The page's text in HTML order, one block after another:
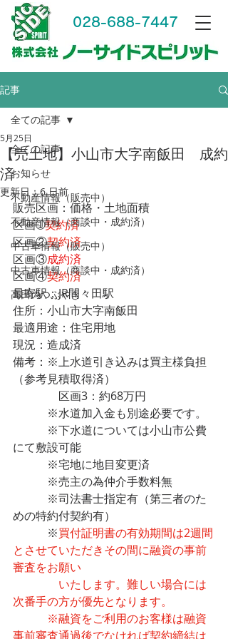
028-688-7447
記事
全ての記事
お知らせ
不動産情報（販売中）
不動産情報（商談中・成約済）
中古車情報（販売中）
中古車情報（商談中・成約済）
高田のつぶやき
全ての記事
【売土地】小山市大字南飯田 成約
済
5月25日
更新日：6 日前
販売区画：価格・土地面積
区画➀契約済
区画②契約済
区画③成約済
区画④契約済
最寄駅：JR間々田駅
住所：小山市大字南飯田
最適用途：住宅用地
現況：造成済
備考：※上水道引き込みは買主様負担
（参考見積取得済）
            　区画3：約68万円
※水道加入金も別途必要です。
※下水道については小山市公費
にて敷設可能
※宅地に地目変更済
※売主の為仲介手数料無
※司法書士指定有（第三者のた
めの特約付契約有）
※買付証明書の有効期間は2週間
とさせていただきその間に融資の事前
審査をお願い
いたします。難しい場合には
次番手の方が優先となります。
※融資をご利用のお客様は融資
事前審査通過後でなければ契約締結は